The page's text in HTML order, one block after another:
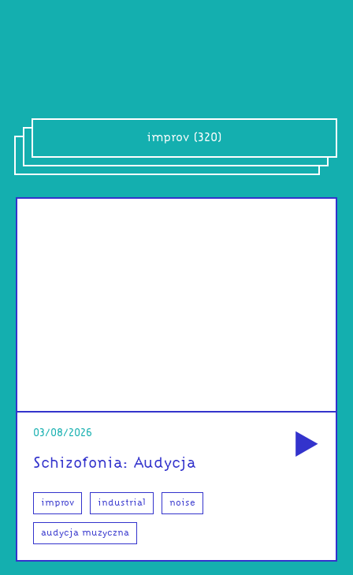
improv (320)
03/08/2026
Schizofonia: Audycja
improv industrial noise
audycja muzyczna